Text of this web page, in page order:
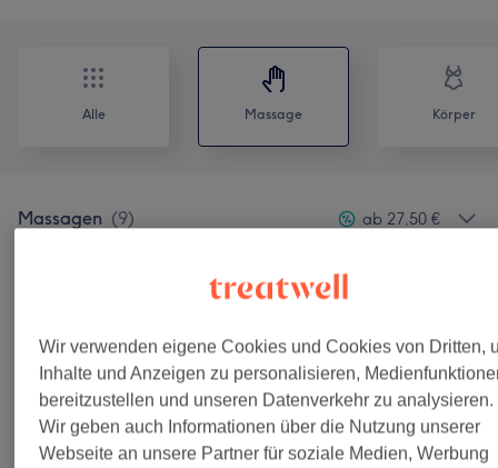
Alle Massage Körper
Massagen (9) ab 27,50 €
Salonbewertungen
Wir verwenden eigene Cookies und Cookies von Dritten,
Inhalte und Anzeigen zu personalisieren,
bereitzustellen und unseren Datenverkehr zu analysieren.
Wir geben auch Informationen über die Nutzung unserer
Webseite an unsere Partner für soziale Medien, Werbung